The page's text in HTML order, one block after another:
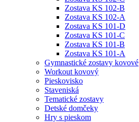
Zostava KS 102-B
Zostava KS 102-A
Zostava KS 101-D
Zostava KS 101-C
Zostava KS 101-B
Zostava KS 101-A
Gymnastické zostavy kovové
Workout kovový
Pieskovisko
Staveniská
Tematické zostavy
Detské domčeky
Hry s pieskom